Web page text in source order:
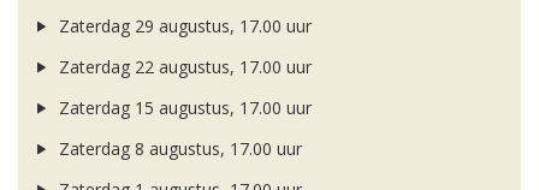
Zaterdag 29 augustus, 17.00 uur
Zaterdag 22 augustus, 17.00 uur
Zaterdag 15 augustus, 17.00 uur
Zaterdag 8 augustus, 17.00 uur